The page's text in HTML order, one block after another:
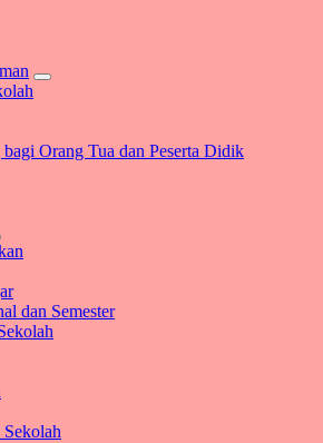
Orang Tua dan Peserta Didik
dan Semester